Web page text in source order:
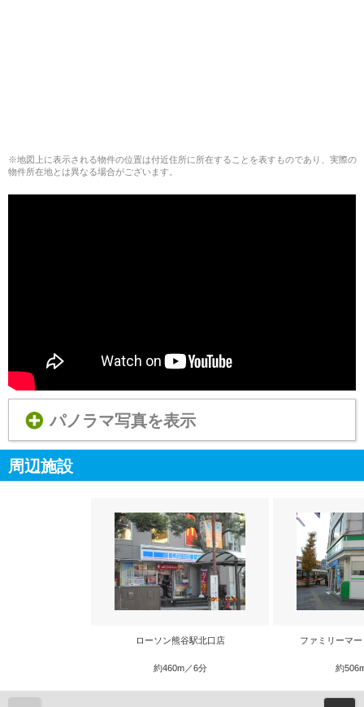
※地図上に表示される物件の位置は付近住所に所在することを表すものであり、実際の
物件所在地とは異なる場合がございます。
パノラマ写真を表示
周辺施設
ローソン熊谷駅北口店
約460m／6分
ファミリーマ
約